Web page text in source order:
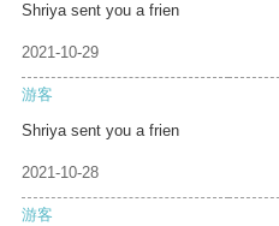
Shriya sent you a frien
2021-10-29
游客
Shriya sent you a frien
2021-10-28
游客